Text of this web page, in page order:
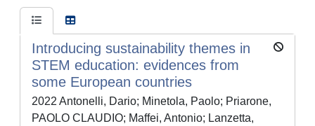
Introducing sustainability themes in
STEM education: evidences from
some European countries
2022 Antonelli, Dario; Minetola, Paolo; Priarone,
PAOLO CLAUDIO; Maffei, Antonio; Lanzetta,